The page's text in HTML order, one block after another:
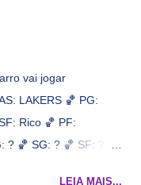
vai jogar
LAKERS 🏀 PG:
Rico 🏀 PF:
🏀 SG: ? 🏀 SF: ? 🏀
LEIA MAIS...